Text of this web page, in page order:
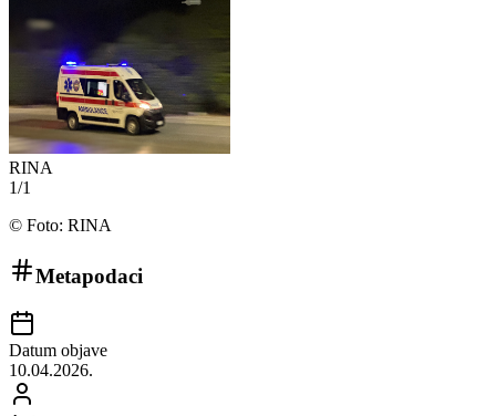
RINA
1/1
© Foto: RINA
Metapodaci
Datum objave
10.04.2026.